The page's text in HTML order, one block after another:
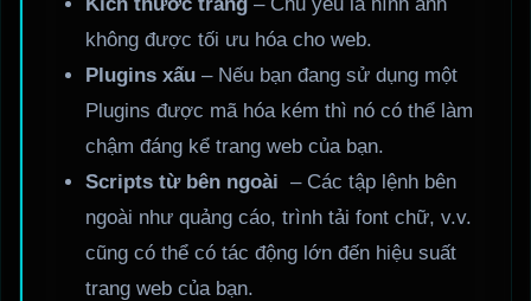
không được tối ưu hóa cho web.
Plugins xấu – Nếu bạn đang sử dụng một
Plugins được mã hóa kém thì nó có thể làm
chậm đáng kể trang web của bạn.
Scripts từ bên ngoài – Các tập lệnh bên
ngoài như quảng cáo, trình tải font chữ, v.v.
cũng có thể có tác động lớn đến hiệu suất
trang web của bạn.